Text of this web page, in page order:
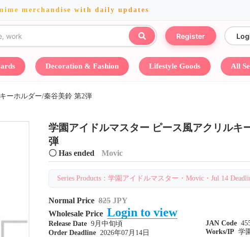
merchandise with daily updates
Register
Decoration & Fashion Lifestyle Goods All
ーホルダー/秦谷美鈴 第2弾
学園アイドルマスター ピース風アクリルキ
弾
〇 Has ended Movic
Series Products：学園アイドルマスター・Movic・Jul 14
Normal Price 825 JPY
Wholesale Price Login to view
Release Date 9月中旬頃
Order Deadline 2026年07月14日
JAN Code
Works/IP 学